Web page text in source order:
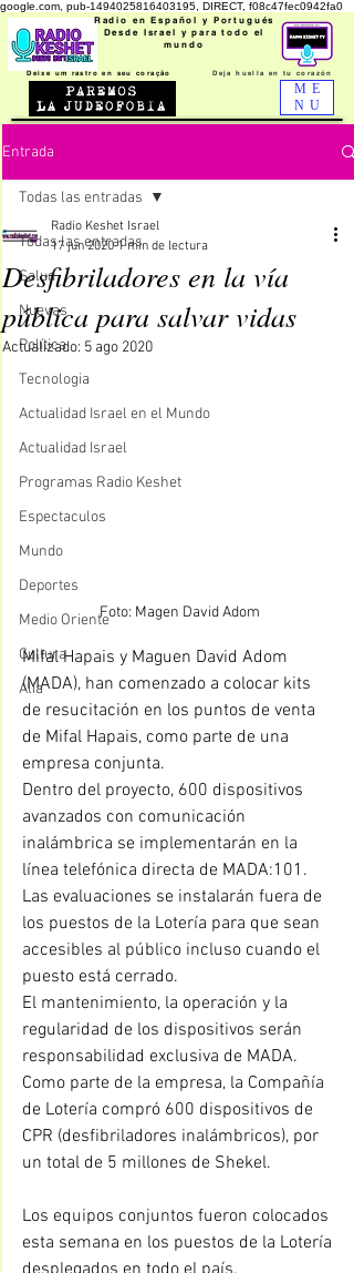
google.com, pub-1494025816403195, DIRECT, f08c47fec0942fa0
Radio en Español y Portugués
Desde Israel y para todo el
mundo
Deixe um rastro en seu coração Deja huella en tucorazón
ME
NU
Entrada
Todas las entradas
Salud
Nuevas
Política
Tecnologia
Actualidad Israel en el Mundo
Actualidad Israel
Programas Radio Keshet
Espectaculos
Mundo
Deportes
Medio Oriente
Cultura
Alia
Todas las entradas
Desfibriladores en la vía
pública para salvar vidas
Radio Keshet Israel
17 jun 2020 1 min de lectura
Actualizado: 5 ago 2020
Foto: Magen David Adom
Mifal Hapais y Maguen David Adom
(MADA), han comenzado a colocar kits
de resucitación en los puntos de venta
de Mifal Hapais, como parte de una
empresa conjunta.
Dentro del proyecto, 600 dispositivos
avanzados con comunicación
inalámbrica se implementarán en la
línea telefónica directa de MADA:101.
Las evaluaciones se instalarán fuera de
los puestos de la Lotería para que sean
accesibles al público incluso cuando el
puesto está cerrado.
El mantenimiento, la operación y la
regularidad de los dispositivos serán
responsabilidad exclusiva de MADA.
Como parte de la empresa, la Compañía
de Lotería compró 600 dispositivos de
CPR (desfibriladores inalámbricos), por
un total de 5 millones de Shekel.
Los equipos conjuntos fueron colocados
esta semana en los puestos de la Lotería